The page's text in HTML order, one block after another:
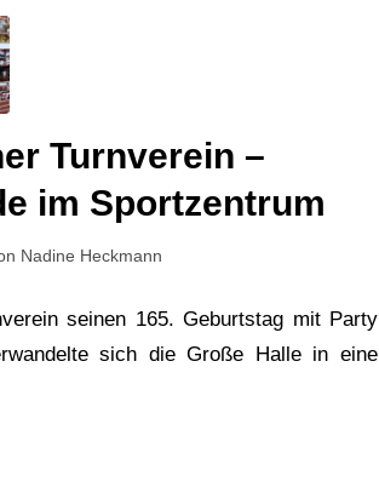
Turnverein –
im Sportzentrum
Nadine Heckmann
seinen 165. Geburtstag mit Party
sich die Große Halle in eine